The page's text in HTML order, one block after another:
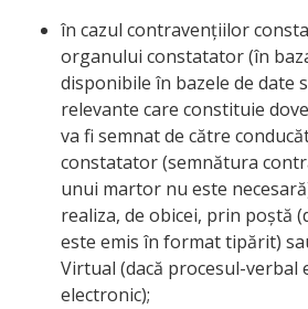
în cazul contravențiilor
organului constatator (în
disponibile în bazele de date
relevante care constituie
va fi semnat de către
constatator (semnătura
unui martor nu este
realiza, de obicei, prin poștă
este emis în format tipărit)
Virtual (dacă procesul-verbal
electronic);